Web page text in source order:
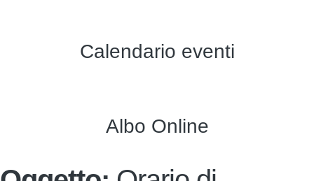
Calendario eventi
Albo Online